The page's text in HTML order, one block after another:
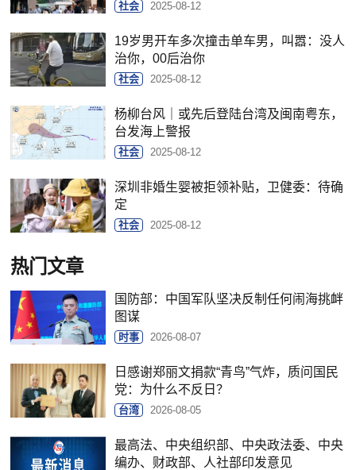
社会 2025-08-12
19岁男开车多次撞击单车男，叫嚣：没人
治你，00后治你
社会 2025-08-12
杨柳台风｜或先后登陆台湾及闽南粤东，
台发海上警报
社会 2025-08-12
深圳非婚生婴被拒领补贴，卫健委：待确
定
社会 2025-08-12
热门文章
国防部：中国军队坚决反制任何闹海挑衅
图谋
时事 2026-08-07
日感谢郑丽文捐款“青鸟”气炸，质问国民
党：为什么不反日？
台湾 2026-08-05
最高法、中央组织部、中央政法委、中央
编办、财政部、人社部印发意见